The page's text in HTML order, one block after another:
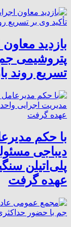
بازدید
پتروشیمی جم
تسریع روند
با حکم
دیباجی
پلی‌اتیلن
عهده گرفت